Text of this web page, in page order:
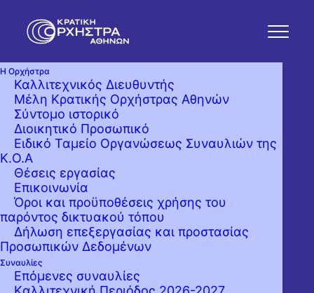
Η Ορχήστρα
Καλλιτεχνικός Διευθυντής
Μέλη Κρατικής Ορχήστρας Αθηνών
Σύντομο ιστορικό
Διοικητικό Προσωπικό
Ειδικό Ταμείο Οργανώσεως Συναυλιών της
Κ.Ο.Α
Θέσεις εργασίας
Επικοινωνία
Όροι και προϋποθέσεις χρήσης του
παρόντος δικτυακού τόπου
Δήλωση επεξεργασίας και προστασίας
Προσωπικών Δεδομένων
Συναυλίες
Επόμενες συναυλίες